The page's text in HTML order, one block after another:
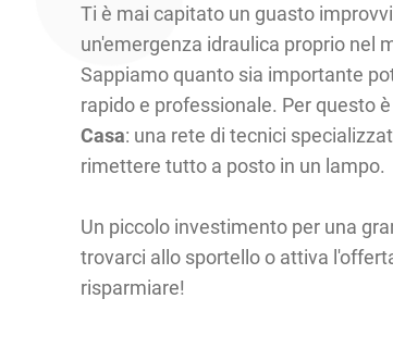
Ti è mai capitato un guasto
un'emergenza idraulica proprio nel
Sappiamo quanto sia importante
rapido e professionale. Per questo
Casa: una rete di tecnici
rimettere tutto a posto in un lampo.
Un piccolo investimento per una
trovarci allo sportello o attiva
risparmiare!